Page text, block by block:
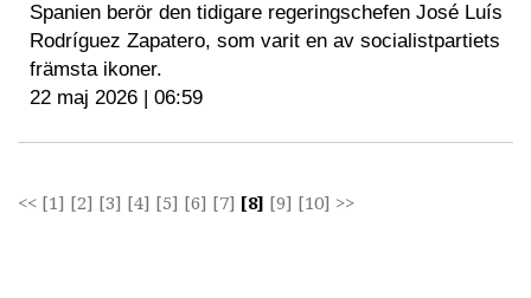
Spanien berör den tidigare regeringschefen José Luís
Rodríguez Zapatero, som varit en av socialistpartiets
främsta ikoner.
22 maj 2026 | 06:59
<< [1] [2] [3] [4] [5] [6] [7] [8] [9] [10] >>